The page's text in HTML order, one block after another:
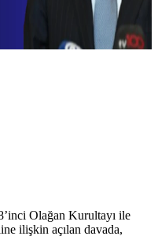
Olağan Kurultayı ile
ilişkin açılan davada,